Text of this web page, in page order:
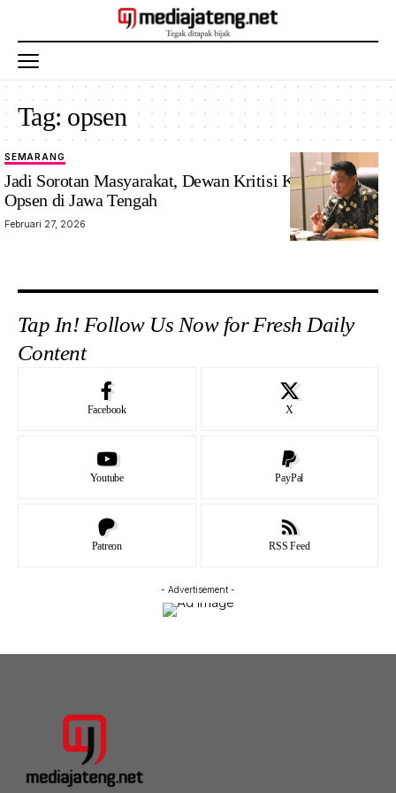
Tag: opsen
SEMARANG
Jadi Sorotan Masyarakat, Dewan Kritisi Kebijakan
Opsen di Jawa Tengah
Februari 27, 2026
Tap In! Follow Us Now for Fresh Daily
Content
Facebook X
Youtube PayPal
Patreon RSS Feed
- Advertisement -